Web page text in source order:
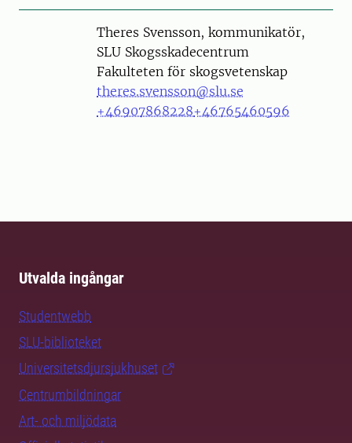
PersonTheres Svensson, kommunikatör,
SLU Skogsskadecentrum
Fakulteten för skogsvetenskap
theres.svensson@slu.se
+46907868228+46765460596
Utvalda ingångar
Studentwebb
SLU-biblioteket
Universitetsdjursjukhuset
Centrumbildningar
Art- och miljödata